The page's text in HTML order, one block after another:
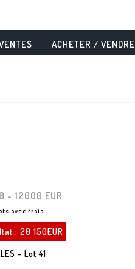
ACHETER / VENDRE
- 12000 EUR
avec frais
: 20 150EUR
- Lot 41